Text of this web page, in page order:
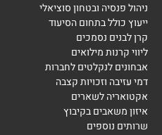
ניהול פנסיה ובטחון סוציאלי
ייעוץ כולל בתחום הסיעוד
קרן לבנים נסמכים
ליווי קרנות מילואים
אבחונים לנקלטים לחברות
דמי עזיבה וזכויות קצבה
אקטואריה לשארים
איזון משאבים בקיבוץ
שרותים נוספים